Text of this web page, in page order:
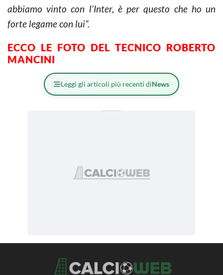
abbiamo vinto con l’Inter, è per questo che ho un
forte legame con lui”.
ECCO LE FOTO DEL TECNICO ROBERTO
MANCINI
Leggi gli articoli più recenti diNews